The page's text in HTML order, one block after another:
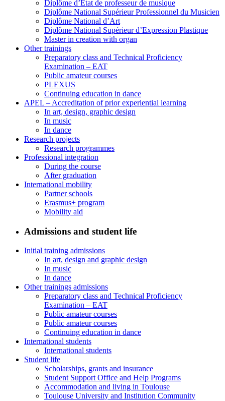
Diplôme d’État de professeur de musique
Diplôme National Supérieur Professionnel du Musicien
Diplôme National d’Art
Diplôme National Supérieur d’Expression Plastique
Master in creation with organ
Other trainings
Preparatory class and Technical Proficiency
Examination – EAT
Public amateur courses
PLEXUS
Continuing education in dance
APEL – Accreditation of prior experiential learning
In art, design, graphic design
In music
In dance
Research projects
Research programmes
Professional integration
During the course
After graduation
International mobility
Partner schools
Erasmus+ program
Mobility aid
Admissions and student life
Initial training admissions
In art, design and graphic design
In music
In dance
Other trainings admissions
Preparatory class and Technical Proficiency
Examination – EAT
Public amateur courses
Public amateur courses
Continuing education in dance
International students
International students
Student life
Scholarships, grants and insurance
Student Support Office and Help Programs
Accommodation and living in Toulouse
Toulouse University and Institution Community